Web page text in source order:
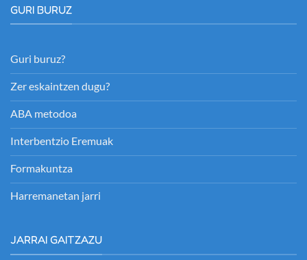
GURI BURUZ
Guri buruz?
Zer eskaintzen dugu?
ABA metodoa
Interbentzio Eremuak
Formakuntza
Harremanetan jarri
JARRAI GAITZAZU